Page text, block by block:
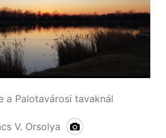
a Palotavárosi tavaknál
V. Orsolya